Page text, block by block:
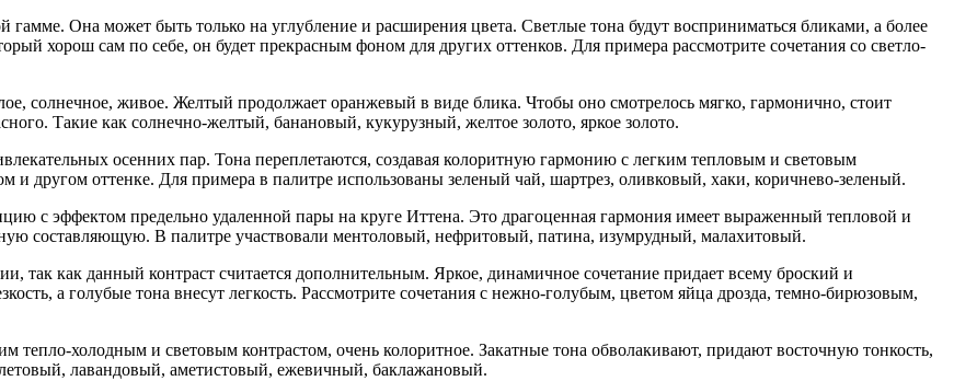
гамме. Она может быть только на углубление и расширения цвета. Светлые тона будут восприниматься бликами, а более
хорош сам по себе, он будет прекрасным фоном для других оттенков. Для примера рассмотрите сочетания со светло-
солнечное, живое. Желтый продолжает оранжевый в виде блика. Чтобы оно смотрелось мягко, гармонично, стоит
Такие как солнечно-желтый, банановый, кукурузный, желтое золото, яркое золото.
осенних пар. Тона переплетаются, создавая колоритную гармонию с легким тепловым и световым
и другом оттенке. Для примера в палитре использованы зеленый чай, шартрез, оливковый, хаки, коричнево-зеленый.
с эффектом предельно удаленной пары на круге Иттена. Это драгоценная гармония имеет выраженный тепловой и
составляющую. В палитре участвовали ментоловый, нефритовый, патина, изумрудный, малахитовый.
так как данный контраст считается дополнительным. Яркое, динамичное сочетание придает всему броский и
а голубые тона внесут легкость. Рассмотрите сочетания с нежно-голубым, цветом яйца дрозда, темно-бирюзовым,
тепло-холодным и световым контрастом, очень колоритное. Закатные тона обволакивают, придают восточную тонкость,
лавандовый, аметистовый, ежевичный, баклажановый.